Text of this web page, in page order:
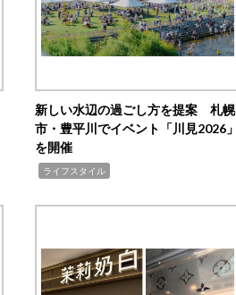
新しい水辺の過ごし方を提案 札幌
市・豊平川でイベント「川見2026」
を開催
ライフスタイル